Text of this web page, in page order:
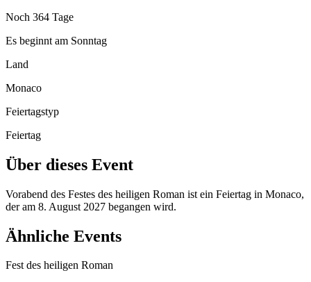
Noch 364 Tage
Es beginnt am Sonntag
Land
Monaco
Feiertagstyp
Feiertag
Über dieses Event
Vorabend des Festes des heiligen Roman ist ein Feiertag in Monaco,
der am 8. August 2027 begangen wird.
Ähnliche Events
Fest des heiligen Roman